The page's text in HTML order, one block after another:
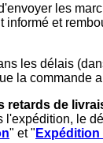
les
et
les délais
la commande
retards de
le
" et "